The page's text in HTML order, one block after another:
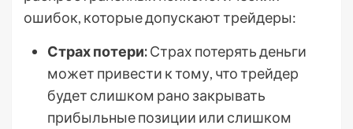
ошибок, которые допускают трейдеры:
Страх потери:Страх потерять деньги
может привести к тому, что трейдер
будет слишком рано закрывать
прибыльные позиции или слишком